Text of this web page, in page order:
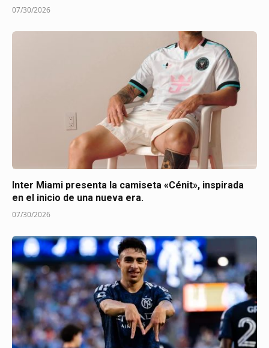
07/30/2026
Inter Miami presenta la camiseta «Cénit», inspirada
en el inicio de una nueva era.
07/30/2026